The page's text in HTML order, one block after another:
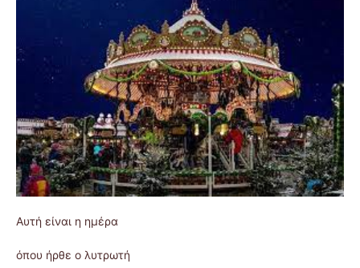
Αυτή είναι η ημέρα
όπου ήρθε ο λυτρωτή